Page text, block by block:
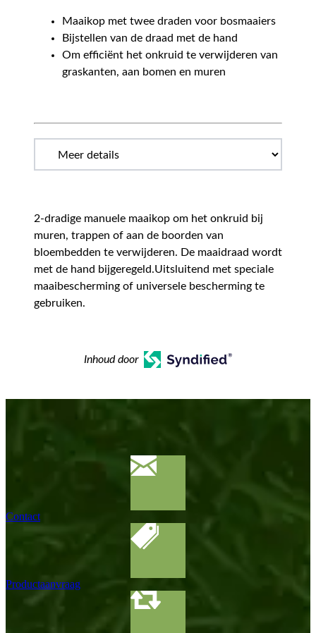
Maaikop met twee draden voor bosmaaiers
Bijstellen van de draad met de hand
Om efficiënt het onkruid te verwijderen van
graskanten, aan bomen en muren
2-dradige manuele maaikop om het onkruid bij
muren, trappen of aan de boorden van
bloembedden te verwijderen. De maaidraad wordt
met de hand bijgeregeld.Uitsluitend met speciale
maaibescherming of universele bescherming te
gebruiken.
Inhoud door
Contact
Productaanvraag